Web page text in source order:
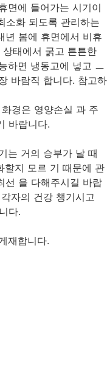
면에 들어가는 시기이
소화 되도록 관리하는
년 봄에 휴면에서 비휴
태에서 굵고 튼튼한
하면 냉동고에 넣고 ㅡ
바람직 합니다. 참고하
경은 영양손실 과 주
바랍니다.
는 거의 승부가 날 때
할지 모르 기 때문에 관
선 을 다해주시길 바랍
자의 건강 챙기시고
다.
재합니다.